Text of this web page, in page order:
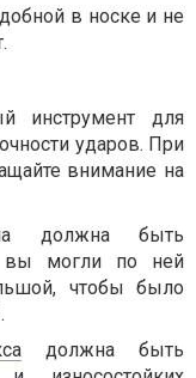
в носке и не
инструмент для
ударов. При
внимание на
должна быть
вы могли по ней
чтобы было
должна быть